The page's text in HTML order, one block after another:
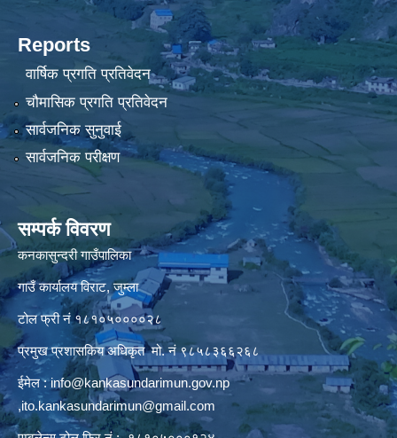
Reports
वार्षिक प्रगति प्रतिवेदन
चौमासिक प्रगति प्रतिवेदन
सार्वजनिक सुनुवाई
सार्वजनिक परीक्षण
सम्पर्क विवरण
कनकासुन्दरी गाउँपालिका
गाउँ कार्यालय विराट, जुम्ला
टोल फ्री नं १८१०५००००२८
प्रमुख प्रशासकिय अधिकृत मो. नं ९८५८३६६२६८
ईमेल :info@kankasundarimun.gov.np
,ito.kankasundarimun@gmail.com